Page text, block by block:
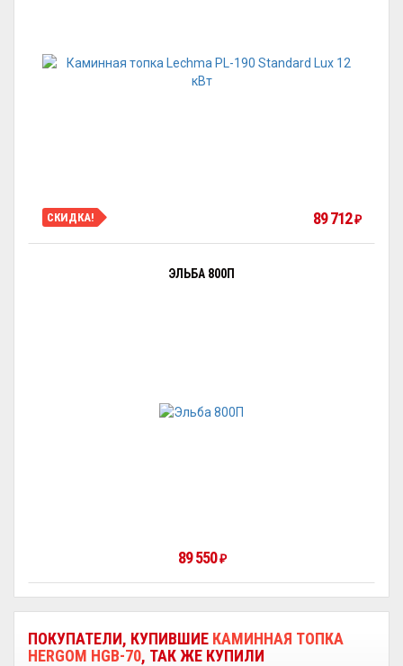
СКИДКА! 89 712₽
ЭЛЬБА 800П
89 550₽
ПОКУПАТЕЛИ, КУПИВШИЕ КАМИННАЯ ТОПКА
HERGOM HGB-70, ТАК ЖЕ КУПИЛИ